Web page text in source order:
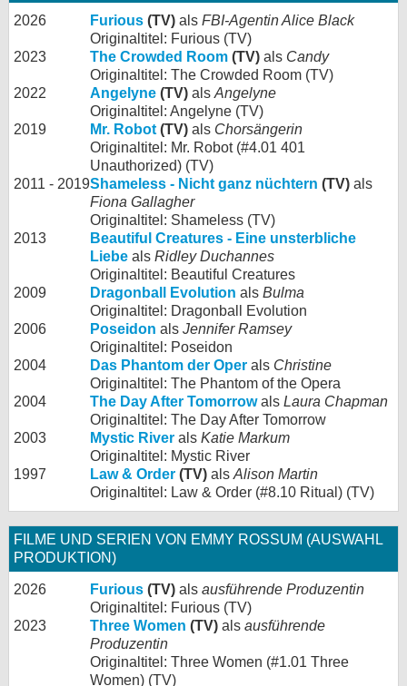
2026 Furious (TV) als FBI-Agentin Alice Black
Originaltitel: Furious (TV)
2023
The Crowded Room (TV) als Candy
Originaltitel: The Crowded Room (TV)
2022
Angelyne (TV) als Angelyne
Originaltitel: Angelyne (TV)
2019
Mr. Robot (TV) als Chorsängerin
Originaltitel: Mr. Robot (#4.01 401
Unauthorized) (TV)
2011 - 2019Shameless - Nicht ganz nüchtern (TV) als
Fiona Gallagher
Originaltitel: Shameless (TV)
2013
Beautiful Creatures - Eine unsterbliche
Liebe als Ridley Duchannes
Originaltitel: Beautiful Creatures
2009
Dragonball Evolution als Bulma
Originaltitel: Dragonball Evolution
2006
Poseidon als Jennifer Ramsey
Originaltitel: Poseidon
2004
Das Phantom der Oper als Christine
Originaltitel: The Phantom of the Opera
2004
The Day After Tomorrowals Laura Chapman
Originaltitel: The Day After Tomorrow
2003
Mystic River als Katie Markum
Originaltitel: Mystic River
1997
Law & Order (TV) als Alison Martin
Originaltitel: Law & Order (#8.10 Ritual) (TV)
FILME UND SERIEN VON EMMY ROSSUM (AUSWAHL
PRODUKTION)
2026 Furious (TV) als ausführende Produzentin
Originaltitel: Furious (TV)
2023
Three Women (TV) als ausführende
Produzentin
Originaltitel: Three Women (#1.01 Three
Women) (TV)